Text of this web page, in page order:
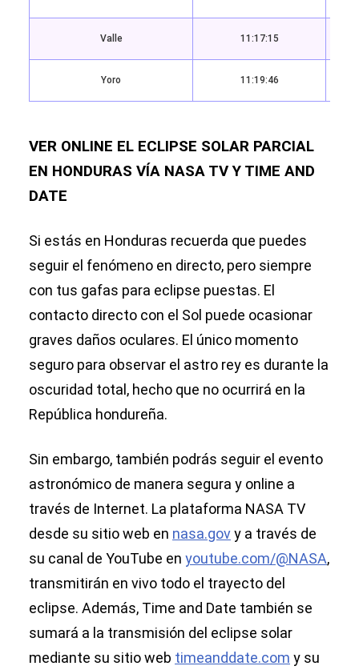
Valle 11:17:15
Yoro 11:19:46
VER ONLINE EL ECLIPSE SOLAR PARCIAL
EN HONDURAS VÍA NASA TV Y TIME AND
DATE
Si estás en Honduras recuerda que puedes
seguir el fenómeno en directo, pero siempre
con tus gafas para eclipse puestas. El
contacto directo con el Sol puede ocasionar
graves daños oculares. El único momento
seguro para observar el astro rey es durante la
oscuridad total, hecho que no ocurrirá en la
República hondureña.
Sin embargo, también podrás seguir el evento
astronómico de manera segura y online a
través de Internet. La plataforma NASA TV
desde su sitio web en nasa.govy a través de
su canal de YouTube en youtube.com/@NASA,
transmitirán en vivo todo el trayecto del
eclipse. Además, Time and Date también se
sumará a la transmisión del eclipse solar
mediante su sitio web timeanddate.com y su